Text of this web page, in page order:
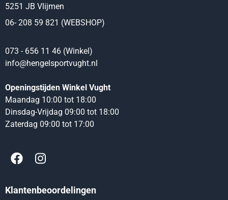
5251 JB Vlijmen
06- 208 59 821 (WEBSHOP)
073 - 656 11 46 (Winkel)
info@hengelsportvught.nl
Openingstijden Winkel Vught
Maandag 10:00 tot 18:00
Dinsdag-Vrijdag 09:00 tot 18:00
Zaterdag 09:00 tot 17:00
Klantenbeoordelingen